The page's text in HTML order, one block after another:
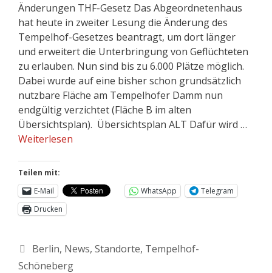
Änderungen THF-Gesetz Das Abgeordnetenhaus
hat heute in zweiter Lesung die Änderung des
Tempelhof-Gesetzes beantragt, um dort länger
und erweitert die Unterbringung von Geflüchteten
zu erlauben. Nun sind bis zu 6.000 Plätze möglich.
Dabei wurde auf eine bisher schon grundsätzlich
nutzbare Fläche am Tempelhofer Damm nun
endgültig verzichtet (Fläche B im alten
Übersichtsplan). Übersichtsplan ALT Dafür wird …
Weiterlesen
Teilen mit:
E-Mail
WhatsApp
Telegram
Drucken
Berlin, News, Standorte, Tempelhof-
Schöneberg